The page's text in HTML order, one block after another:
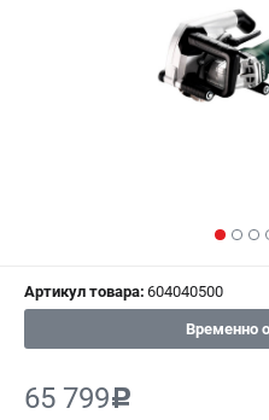
)
ЗАКАЗАТЬ ЗАПЧАСТЬ
- ЗАКАЗ ЗАПЧАСТЕЙ
Артикул товара: 604040500
Временно
65 799c